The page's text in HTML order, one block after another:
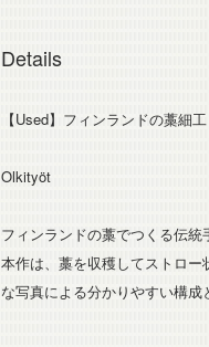
Details
【Used】フィンランドの藁細工
Olkityöt
フィンランドの藁でつくる伝統
本作は、藁を収穫してストロ
な写真による分かりやすい構成